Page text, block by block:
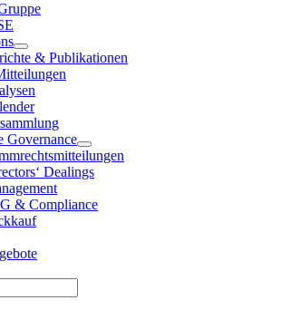
& Publikationen
Governance
Dealings
& Compliance